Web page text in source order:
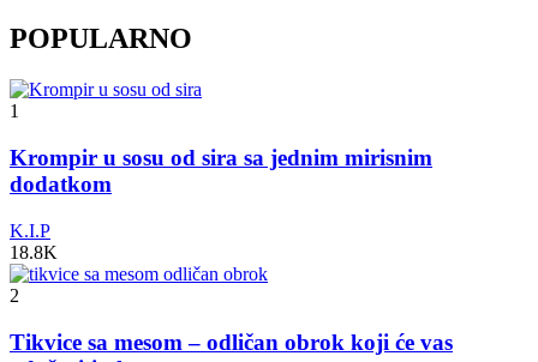
POPULARNO
1
Krompir u sosu od sira sa jednim mirisnim
dodatkom
K.I.P
18.8K
2
Tikvice sa mesom – odličan obrok koji će vas